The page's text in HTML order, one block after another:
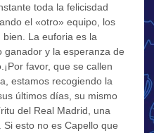
toda la felicisdad
el «otro» equipo, los
La euforia es la
ganador y la esperanza de
favor, que se callen
estamos recogiendo la
últimos días, su mismo
del Real Madrid, una
esto no es Capello que